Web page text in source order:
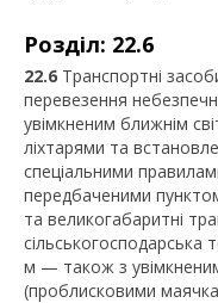
Розділ: 22.6
22.6 Транспортні
перевезення
увімкненим ближнім
ліхтарями та
спеціальними
передбаченими
та великогабаритні
сільськогосподарська
м — також з
(проблисковими